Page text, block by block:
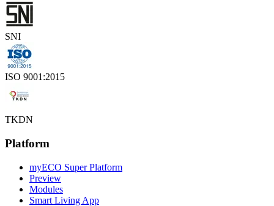
SNI
ISO 9001:2015
TKDN
Platform
myECO Super Platform
Preview
Modules
Smart Living App